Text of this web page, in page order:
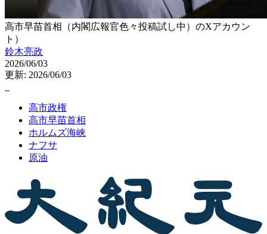
高市早苗首相（内閣広報官色々投稿試し中）のXアカウン
ト）
鈴木亮政
2026/06/03
更新: 2026/06/03
高市政権
高市早苗首相
ホルムズ海峡
ナフサ
原油